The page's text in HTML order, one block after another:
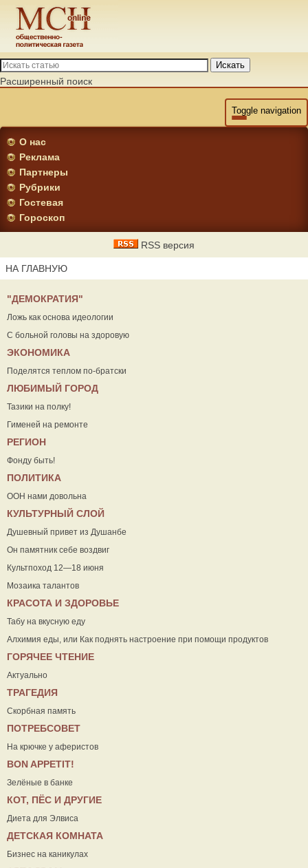
Искать
Расширенный поиск
Toggle navigation
О нас
Реклама
Партнеры
Рубрики
Гостевая
Гороскоп
RSS версия
НА ГЛАВНУЮ
"ДЕМОКРАТИЯ"
Ложь как основа идеологии
С больной головы на здоровую
ЭКОНОМИКА
Поделятся теплом по-братски
ЛЮБИМЫЙ ГОРОД
Тазики на полку!
Гименей на ремонте
РЕГИОН
Фонду быть!
ПОЛИТИКА
ООН нами довольна
КУЛЬТУРНЫЙ СЛОЙ
Душевный привет из Душанбе
Он памятник себе воздвиг
Культпоход 12—18 июня
Мозаика талантов
КРАСОТА И ЗДОРОВЬЕ
Табу на вкусную еду
Алхимия еды, или Как поднять настроение при помощи продуктов
ГОРЯЧЕЕ ЧТЕНИЕ
Актуально
ТРАГЕДИЯ
Скорбная память
ПОТРЕБСОВЕТ
На крючке у аферистов
ВON APPETIT!
Зелёные в банке
КОТ, ПЁС И ДРУГИЕ
Диета для Элвиса
ДЕТСКАЯ КОМНАТА
Бизнес на каникулах